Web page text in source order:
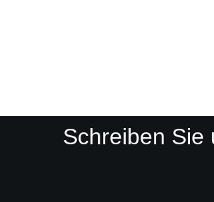
Schreiben Sie